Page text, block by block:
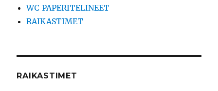
WC-PAPERITELINEET
RAIKASTIMET
RAIKASTIMET